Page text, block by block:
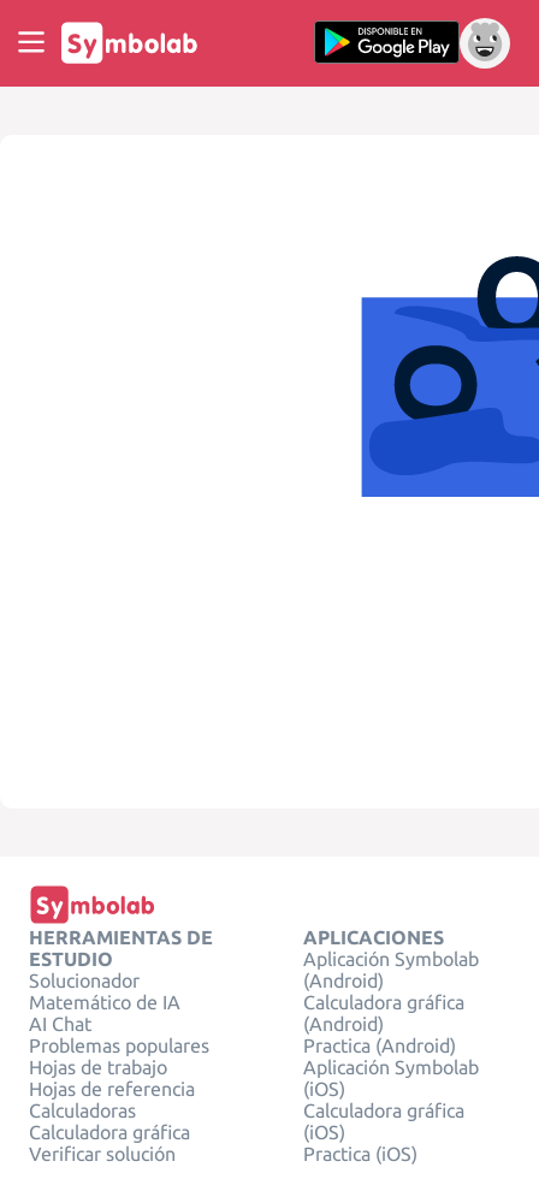
HERRAMIENTAS DE
ESTUDIO
Solucionador
Matemático de IA
AI Chat
Problemas populares
Hojas de trabajo
Hojas de referencia
Calculadoras
Calculadora gráfica
Verificar solución
APLICACIONES
Aplicación Symbolab
(Android)
Calculadora gráfica
(Android)
Practica (Android)
Aplicación Symbolab
(iOS)
Calculadora gráfica
(iOS)
Practica (iOS)